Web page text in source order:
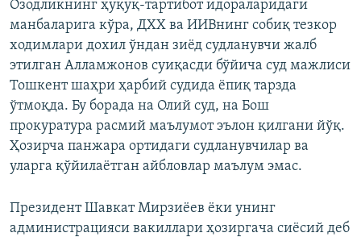
Озодликнинг ҳуқуқ-тартибот идораларидаги
манбаларига кўра, ДХХ ва ИИВнинг собиқ тезкор
ходимлари дохил ўндан зиёд судланувчи жалб
этилган Алламжонов суиқасди бўйича суд мажлиси
Тошкент шаҳри ҳарбий судида ёпиқ тарзда
ўтмоқда. Бу борада на Олий суд, на Бош
прокуратура расмий маълумот эълон қилгани йўқ.
Ҳозирча панжара ортидаги судланувчилар ва
уларга қўйилаётган айбловлар маълум эмас.
Президент Шавкат Мирзиёев ёки унинг
администрацияси вакиллари ҳозиргача сиёсий деб